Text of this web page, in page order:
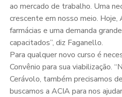
ao mercado de trabalho. Uma
crescente em nosso meio. Hoje,
farmácias e uma demanda
capacitados”, diz Faganello.
Para qualquer novo curso é
Convênio para sua viabilização.
Cerávolo, também precisamos
buscamos a ACIA para nos